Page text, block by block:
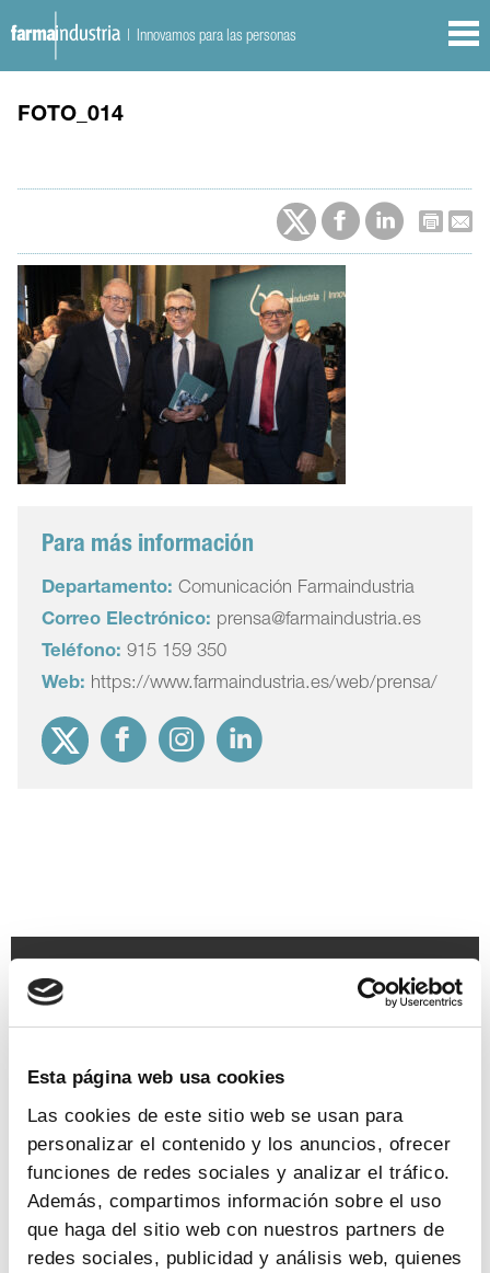
Esta página web usa cookies
Las cookies de este sitio web se usan para
personalizar el contenido y los anuncios, ofrecer
funciones de redes sociales y analizar el tráfico.
Además, compartimos información sobre el uso
que haga del sitio web con nuestros partners de
redes sociales, publicidad y análisis web, quienes
| Innovamos para las personas
FOTO_014
Para más información
Departamento: Comunicación Farmaindustria
Correo Electrónico: prensa@farmaindustria.es
Teléfono: 915 159 350
Web: https://www.farmaindustria.es/web/prensa/
TEMAS
Acceso Coronavirus Ensayos clínicos Farmaindustria
Legislación MedicamentosPacientes
INDICADORES
El valor estratégico de la industria
farmacéutica (2024)